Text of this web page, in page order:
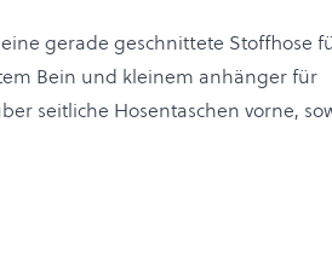
gerade geschnittete Stoffhose
Bein und kleinem anhänger für
seitliche Hosentaschen vorne,